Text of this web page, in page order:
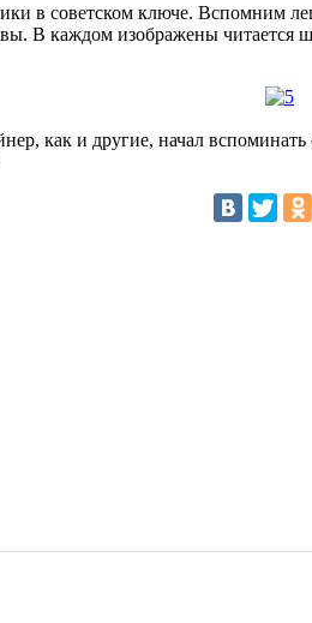
в советском ключе.
В каждом изображены читается
как и другие, начал